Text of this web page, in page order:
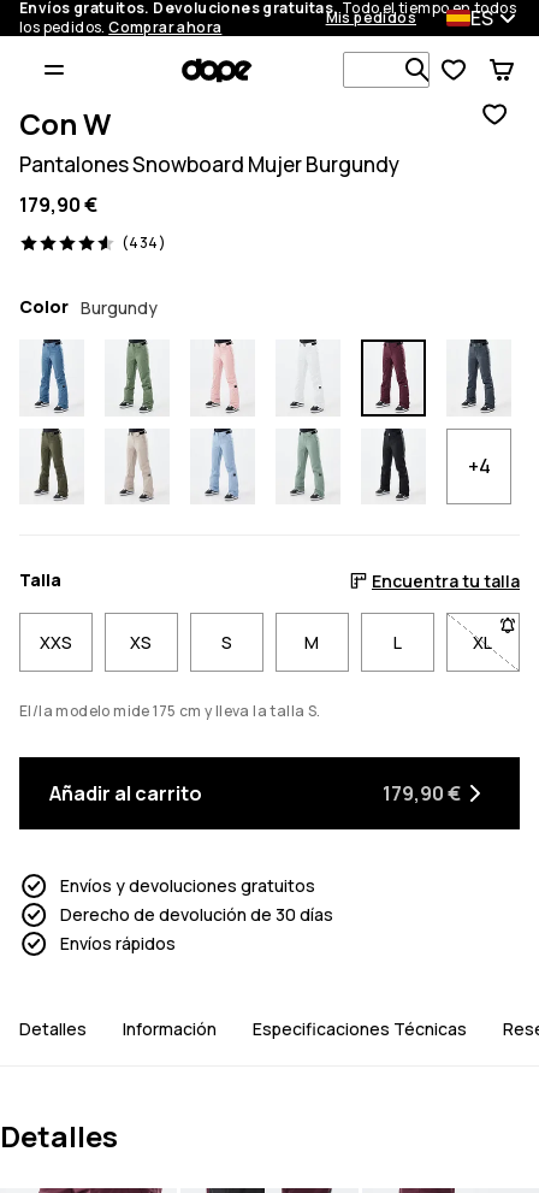
Envíos gratuitos. Devoluciones gratuitas.Todo el tiempo en todos
los pedidos.Comprar ahora Mis pedidos ES
Busca en
Con W
Pantalones Snowboard Mujer Burgundy
179,90 €
(434)
434 opiniones, 4.6/5
Color Burgundy
+4
Talla Encuentra tu talla
XXS XS S M L XL- Talla
El/la modelo mide 175 cm y lleva la talla S.
Añadir al carrito 179,90 €
Envíos y devoluciones gratuitos
Derecho de devolución de 30 días
Envíos rápidos
Detalles Información Especificaciones Técnicas
Detalles